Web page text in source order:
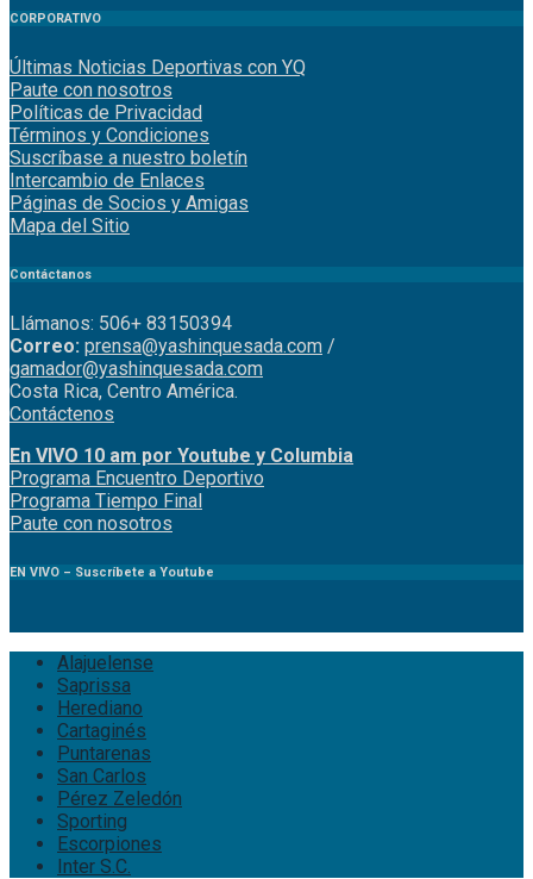
CORPORATIVO
Últimas Noticias Deportivas con YQ
Paute con nosotros
Políticas de Privacidad
Términos y Condiciones
Suscríbase a nuestro boletín
Intercambio de Enlaces
Páginas de Socios y Amigas
Mapa del Sitio
Contáctanos
Llámanos: 506+ 83150394
Correo: prensa@yashinquesada.com /
gamador@yashinquesada.com
Costa Rica, Centro América.
Contáctenos
En VIVO 10 am por Youtube y Columbia
Programa Encuentro Deportivo
Programa Tiempo Final
Paute con nosotros
EN VIVO – Suscríbete a Youtube
Alajuelense
Saprissa
Herediano
Cartaginés
Puntarenas
San Carlos
Pérez Zeledón
Sporting
Escorpiones
Inter S.C.